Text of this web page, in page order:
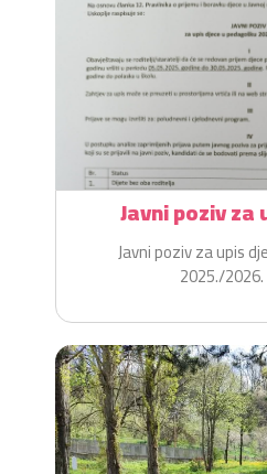
Javni poziv za
pedagošku
Javni poziv za upis
2025./